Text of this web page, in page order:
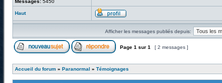
Messages: 5450
Haut
Afficher les messages publiés depuis:
Page 1 sur 1 [ 2 messages ]
Accueil du forum » Paranormal » Témoignages